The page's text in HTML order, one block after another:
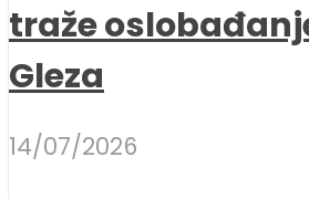
traže
Gleza
14/07/2026